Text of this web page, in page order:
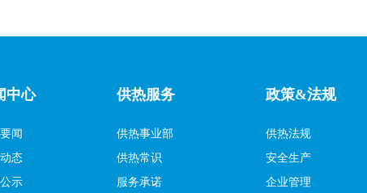
中心
闻
态
示
供热服务
供热事业部
供热常识
服务承诺
政策&法规
供热法规
安全生产
企业管理